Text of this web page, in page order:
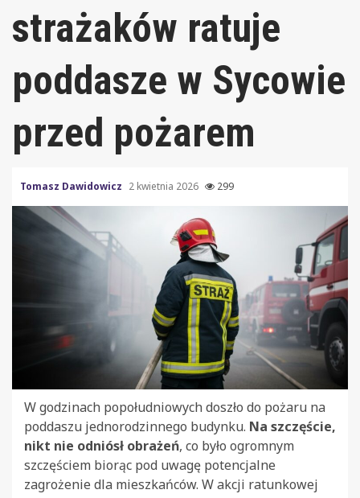
strażaków ratuje
poddasze w Sycowie
przed pożarem
Tomasz Dawidowicz 2 kwietnia 2026 299
W godzinach popołudniowych doszło do pożaru na
poddaszu jednorodzinnego budynku. Na szczęście,
nikt nie odniósł obrażeń, co było ogromnym
szczęściem biorąc pod uwagę potencjalne
zagrożenie dla mieszkańców. W akcji ratunkowej